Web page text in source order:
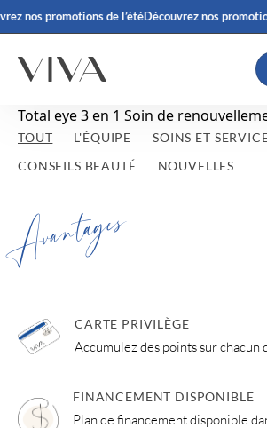
nos promotions de l’étéDécouvrez nos
Total eye 3 en 1 Soin de
TOUT L'ÉQUIPE
SOINS ET
CONSEILS BEAUTÉ
NOUVELLES
CARTE PRIVILÈGE
Accumulez des points sur chacun
FINANCEMENT DISPONIBLE
Plan de financement disponible